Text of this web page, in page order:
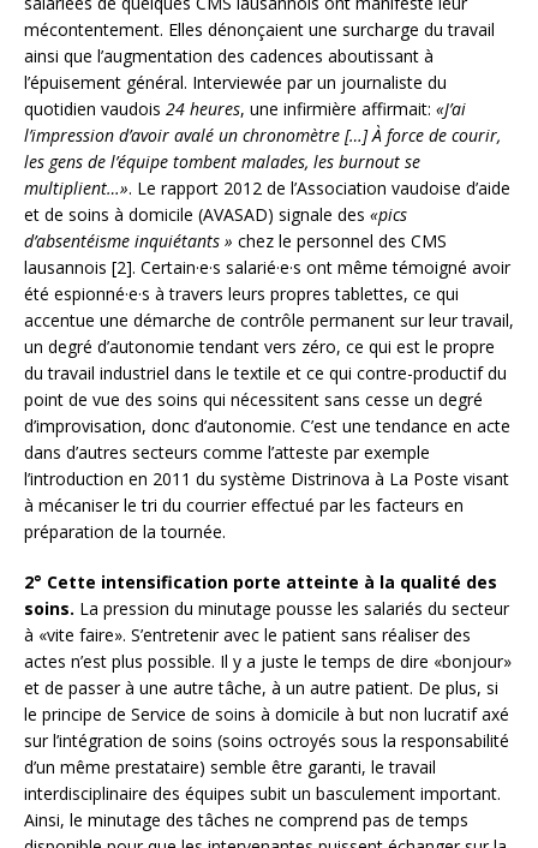
mécontentement. Elles dénonçaient une surcharge du travail
ainsi que l’augmentation des cadences aboutissant à
l’épuisement général. Interviewée par un journaliste du
quotidien vaudois 24 heures, une infirmière affirmait: «J’ai
l’impression d’avoir avalé un chronomètre […] À force de courir,
les gens de l’équipe tombent malades, les burnout se
multiplient…». Le rapport 2012 de l’Association vaudoise d’aide
et de soins à domicile (AVASAD) signale des «pics
d’absentéisme inquiétants » chez le personnel des CMS
lausannois [2]. Certain·e·s salarié·e·s ont même témoigné avoir
été espionné·e·s à travers leurs propres tablettes, ce qui
accentue une démarche de contrôle permanent sur leur travail,
un degré d’autonomie tendant vers zéro, ce qui est le propre
du travail industriel dans le textile et ce qui contre-productif du
point de vue des soins qui nécessitent sans cesse un degré
d’improvisation, donc d’autonomie. C’est une tendance en acte
dans d’autres secteurs comme l’atteste par exemple
l’introduction en 2011 du système Distrinova à La Poste visant
à mécaniser le tri du courrier effectué par les facteurs en
préparation de la tournée.
2° Cette intensification porte atteinte à la qualité des
soins. La pression du minutage pousse les salariés du secteur
à «vite faire». S’entretenir avec le patient sans réaliser des
actes n’est plus possible. Il y a juste le temps de dire «bonjour»
et de passer à une autre tâche, à un autre patient. De plus, si
le principe de Service de soins à domicile à but non lucratif axé
sur l’intégration de soins (soins octroyés sous la responsabilité
d’un même prestataire) semble être garanti, le travail
interdisciplinaire des équipes subit un basculement important.
Ainsi, le minutage des tâches ne comprend pas de temps